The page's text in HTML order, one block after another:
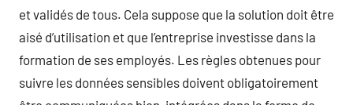
et validés de tous. Cela suppose que la solution doit être
aisé d’utilisation et que l’entreprise investisse dans la
formation de ses employés. Les règles obtenues pour
suivre les données sensibles doivent obligatoirement